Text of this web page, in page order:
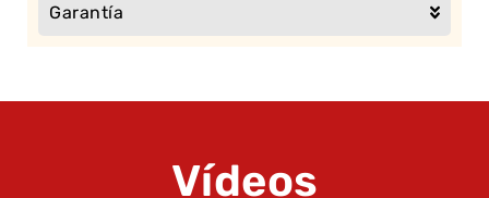
Garantía
Vídeos